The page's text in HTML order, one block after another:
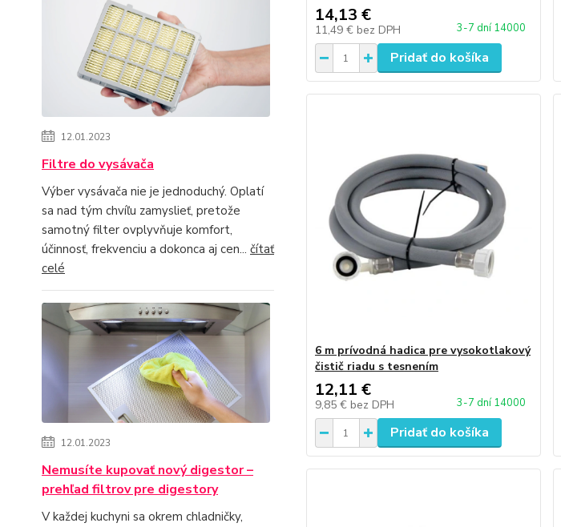
12.01.2023
Filtre do vysávača
Výber vysávača nie je jednoduchý. Oplatí
sa nad tým chvíľu zamyslieť, pretože
samotný filter ovplyvňuje komfort,
účinnosť, frekvenciu a dokonca aj cen... čítať
celé
12.01.2023
Nemusíte kupovať nový digestor –
prehľad filtrov pre digestory
V každej kuchyni sa okrem chladničky,
14,13 €
11,49 € bez DPH 3-7 dní 14000
Pridať do košíka
6 m prívodná hadica pre vysokotlakový
čistič riadu s tesnením
12,11 €
9,85 € bez DPH 3-7 dní 14000
Pridať do košíka